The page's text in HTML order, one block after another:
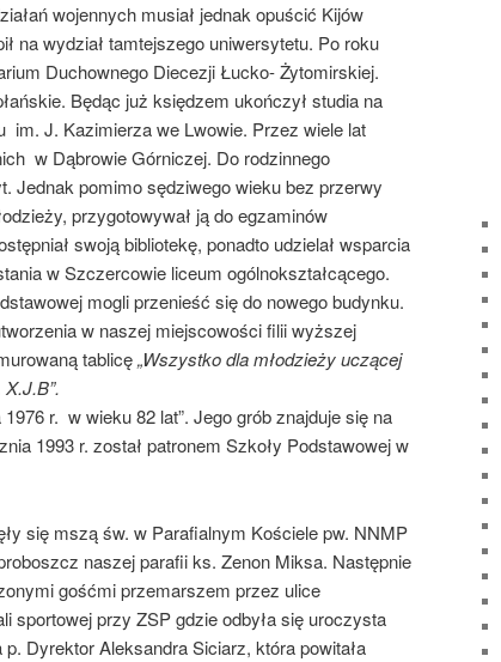
wojennych musiał jednak opuścić Kijów
na wydział tamtejszego uniwersytetu. Po roku
Duchownego Diecezji Łucko- Żytomirskiej.
Będąc już księdzem ukończył studia na
im. J. Kazimierza we Lwowie. Przez wiele lat
w Dąbrowie Górniczej. Do rodzinnego
Jednak pomimo sędziwego wieku bez przerwy
przygotowywał ją do egzaminów
swoją bibliotekę, ponadto udzielał wsparcia
w Szczercowie liceum ogólnokształcącego.
mogli przenieść się do nowego budynku.
w naszej miejscowości filii wyższej
tablicę„Wszystko dla młodzieży uczącej
r. w wieku 82 lat”. Jego grób znajduje się na
1993 r. został patronem Szkoły Podstawowej w
się mszą św. w Parafialnym Kościele pw. NNMP
naszej parafii ks. Zenon Miksa. Następnie
gośćmi przemarszem przez ulice
sportowej przy ZSP gdzie odbyła się uroczysta
Dyrektor Aleksandra Siciarz, która powitała